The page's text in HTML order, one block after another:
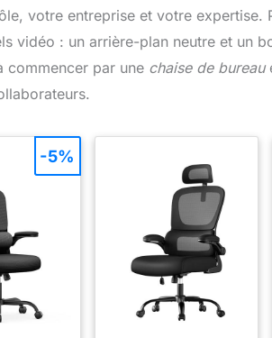
votre entreprise et votre expertise.
vidéo : un arrière-plan neutre et un
commencer par une chaise de bureau
-5%